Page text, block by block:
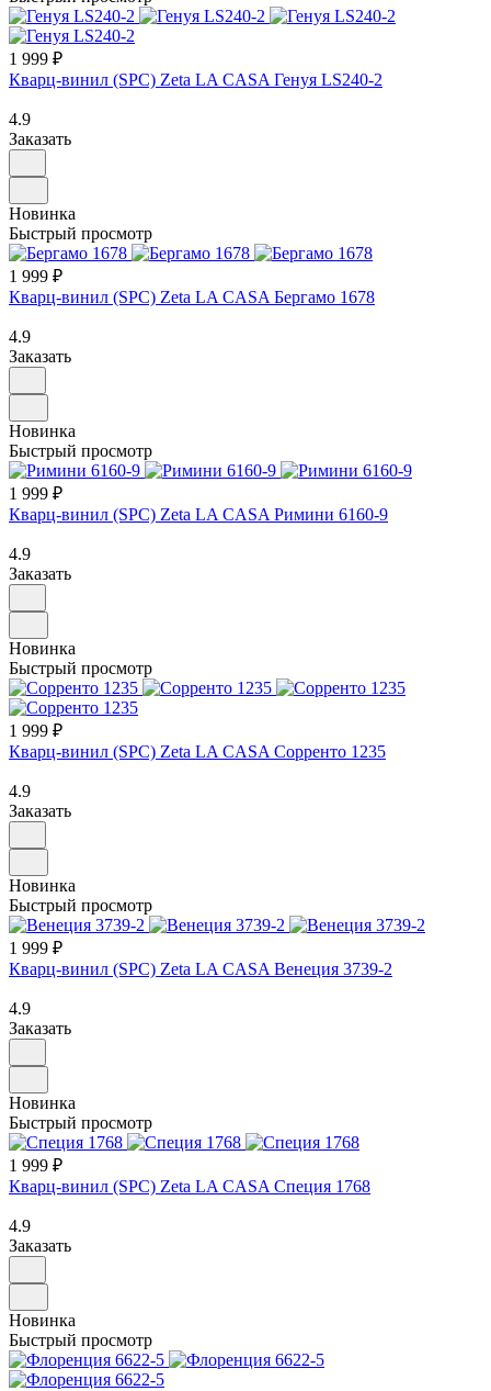
1 999 ₽
Кварц-винил (SPC) Zeta LA CASA Генуя LS240-2
4.9
Заказать
Новинка
Быстрый просмотр
1 999 ₽
Кварц-винил (SPC) Zeta LA CASA Бергамо 1678
4.9
Заказать
Новинка
Быстрый просмотр
1 999 ₽
Кварц-винил (SPC) Zeta LA CASA Римини 6160-9
4.9
Заказать
Новинка
Быстрый просмотр
1 999 ₽
Кварц-винил (SPC) Zeta LA CASA Сорренто 1235
4.9
Заказать
Новинка
Быстрый просмотр
1 999 ₽
Кварц-винил (SPC) Zeta LA CASA Венеция 3739-2
4.9
Заказать
Новинка
Быстрый просмотр
1 999 ₽
Кварц-винил (SPC) Zeta LA CASA Специя 1768
4.9
Заказать
Новинка
Быстрый просмотр